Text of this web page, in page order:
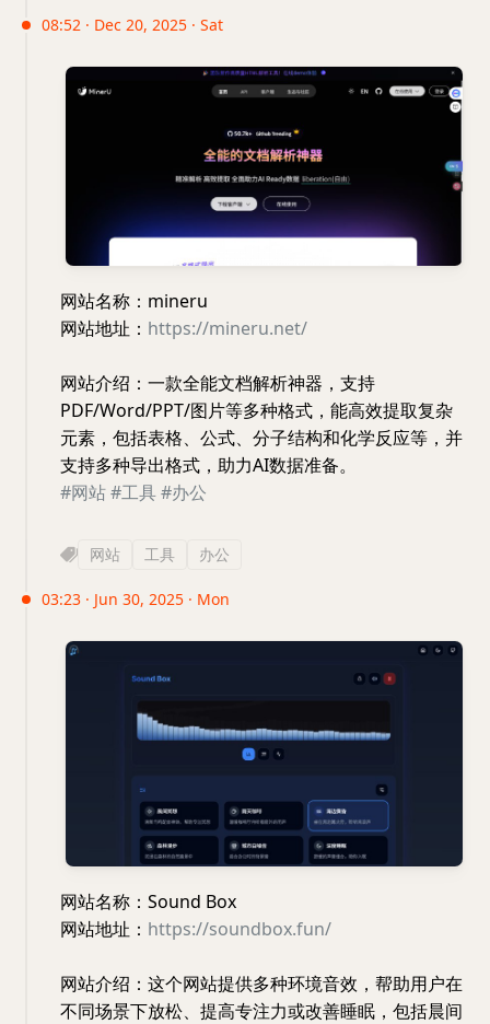
08:52 · Dec 20, 2025 · Sat
网站名称：mineru
网站地址： https://mineru.net/
网站介绍：一款全能文档解析神器，支持
PDF/Word/PPT/图片等多种格式，能高效提取复杂
元素，包括表格、公式、分子结构和化学反应等，并
支持多种导出格式，助力AI数据准备。
#网站#工具#办公
网站 工具 办公
03:23 · Jun 30, 2025 · Mon
网站名称：Sound Box
网站地址： https://soundbox.fun/
网站介绍：这个网站提供多种环境音效，帮助用户在
不同场景下放松、提高专注力或改善睡眠，包括晨间